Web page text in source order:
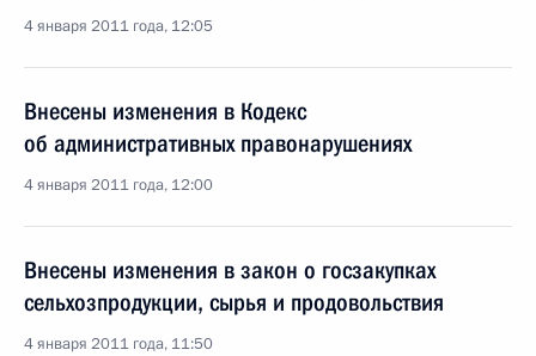
4 января 2011 года, 12:05
Внесены изменения в Кодекс
об административных правонарушениях
4 января 2011 года, 12:00
Внесены изменения в закон о госзакупках
сельхозпродукции, сырья и продовольствия
4 января 2011 года, 11:50